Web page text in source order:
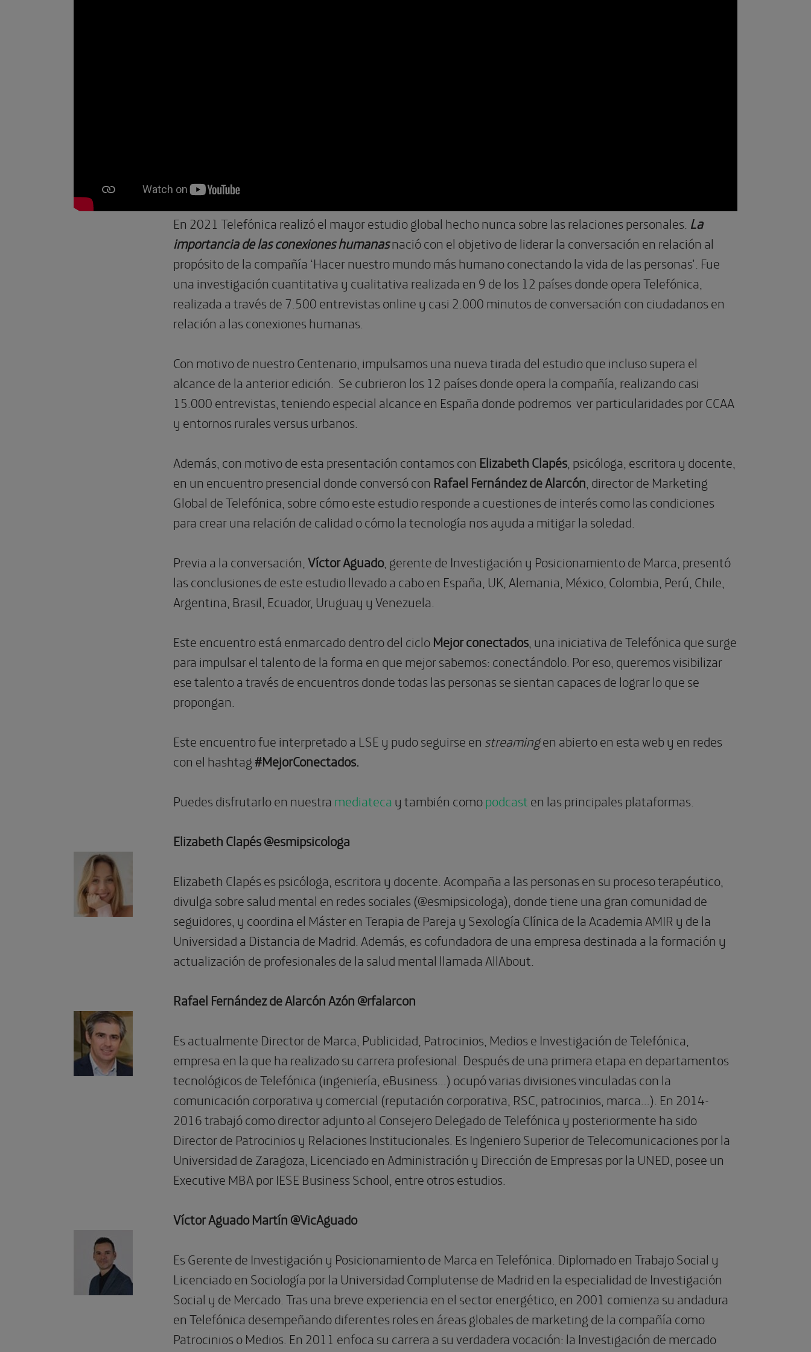
En 2021 Telefónica realizó el mayor estudio global hecho nunca sobre las relaciones personales. La
importancia de las conexiones humanasnació con el objetivo de liderar la conversación en relación al
propósito de la compañía ‘Hacer nuestro mundo más humano conectando la vida de las personas’. Fue
una investigación cuantitativa y cualitativa realizada en 9 de los 12 países donde opera Telefónica,
realizada a través de 7.500 entrevistas online y casi 2.000 minutos de conversación con ciudadanos en
relación a las conexiones humanas.
Con motivo de nuestro Centenario, impulsamos una nueva tirada del estudio que incluso supera el
alcance de la anterior edición. Se cubrieron los 12 países donde opera la compañía, realizando casi
15.000 entrevistas, teniendo especial alcance en España donde podremos ver particularidades por CCAA
y entornos rurales versus urbanos.
Además, con motivo de esta presentación contamos con Elizabeth Clapés , psicóloga, escritora y docente,
en un encuentro presencial donde conversó con Rafael Fernández de Alarcón , director de Marketing
Global de Telefónica, sobre cómo este estudio responde a cuestiones de interés como las condiciones
para crear una relación de calidad o cómo la tecnología nos ayuda a mitigar la soledad.
Previa a la conversación, Víctor Aguado, gerente de Investigación y Posicionamiento de Marca, presentó
las conclusiones de este estudio llevado a cabo en España, UK, Alemania, México, Colombia, Perú, Chile,
Argentina, Brasil, Ecuador, Uruguay y Venezuela.
Este encuentro está enmarcado dentro del cicloMejor conectados , una iniciativa de Telefónica que surge
para impulsar el talento de la forma en que mejor sabemos: conectándolo. Por eso, queremos visibilizar
ese talento a través de encuentros donde todas las personas se sientan capaces de lograr lo que se
propongan.
Este encuentro fue interpretado a LSE y pudo seguirse en streamingen abierto en esta web y en redes
con el hashtag#MejorConectados.
Puedes disfrutarlo en nuestra mediatecay también comopodcasten las principales plataformas.
Elizabeth Clapés @esmipsicologa
Elizabeth Clapés es psicóloga, escritora y docente. Acompaña a las personas en su proceso terapéutico,
divulga sobre salud mental en redes sociales (@esmipsicologa), donde tiene una gran comunidad de
seguidores, y coordina el Máster en Terapia de Pareja y Sexología Clínica de la Academia AMIR y de la
Universidad a Distancia de Madrid. Además, es cofundadora de una empresa destinada a la formación y
actualización de profesionales de la salud mental llamada AllAbout.
Rafael Fernández de Alarcón Azón @rfalarcon
Es actualmente Director de Marca, Publicidad, Patrocinios, Medios e Investigación de Telefónica,
empresa en la que ha realizado su carrera profesional. Después de una primera etapa en departamentos
tecnológicos de Telefónica (ingeniería, eBusiness…) ocupó varias divisiones vinculadas con la
comunicación corporativa y comercial (reputación corporativa, RSC, patrocinios, marca…). En 2014-
2016 trabajó como director adjunto al Consejero Delegado de Telefónica y posteriormente ha sido
Director de Patrocinios y Relaciones Institucionales. Es Ingeniero Superior de Telecomunicaciones por la
Universidad de Zaragoza, Licenciado en Administración y Dirección de Empresas por la UNED, posee un
Executive MBA por IESE Business School, entre otros estudios.
Víctor Aguado Martín @VicAguado
Es Gerente de Investigación y Posicionamiento de Marca en Telefónica. Diplomado en Trabajo Social y
Licenciado en Sociología por la Universidad Complutense de Madrid en la especialidad de Investigación
Social y de Mercado. Tras una breve experiencia en el sector energético, en 2001 comienza su andadura
en Telefónica desempeñando diferentes roles en áreas globales de marketing de la compañía como
Patrocinios o Medios. En 2011 enfoca su carrera a su verdadera vocación: la Investigación de mercado